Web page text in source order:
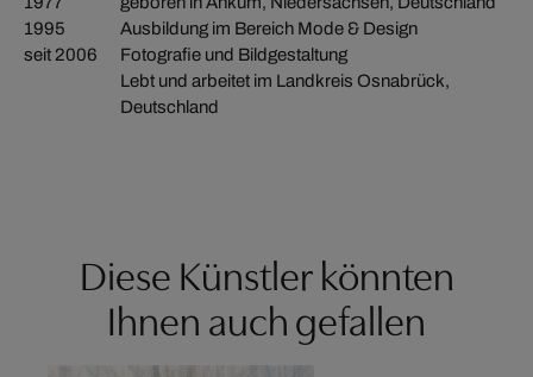
1995
Ausbildung im Bereich Mode & Design
seit 2006
Fotografie und Bildgestaltung
Lebt und arbeitet im Landkreis Osnabrück,
Deutschland
Diese Künstler könnten
Ihnen auch gefallen